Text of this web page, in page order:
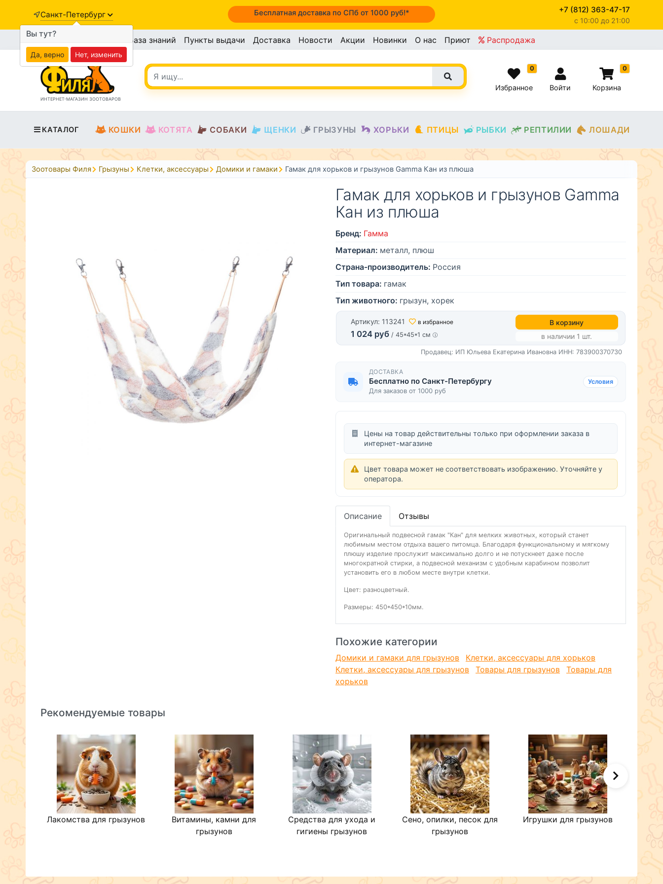
Санкт-Петербург Бесплатная доставка по СПб от 1000 руб!* +7 (812) 363-47-17
c 10:00 до 21:00
База знаний Пункты выдачи Доставка Новости Акции Новинки О нас Приют Распродажа
ИНТЕРНЕТ-МАГАЗИН ЗООТОВАРОВ
0
Избранное Войти
0
Корзина
КАТАЛОГ КОШКИ КОТЯТА СОБАКИ ЩЕНКИ ГРЫЗУНЫ ХОРЬКИ ПТИЦЫ РЫБКИ РЕПТИЛИИ ЛОШАДИ
Зоотовары Филя Грызуны Клетки, аксессуары Домики и гамаки Гамак для хорьков и грызунов Gamma Кан из плюша
Гамак для хорьков и грызунов Gamma
Кан из плюша
Бренд: Гамма
Материал: металл, плюш
Страна-производитель: Россия
Тип товара: гамак
Тип животного: грызун, хорек
Артикул: 113241 в избранное
1 024 руб / 45*45*1 см
В корзину
в наличии 1 шт.
Продавец: ИП Юльева Екатерина Ивановна ИНН: 783900370730
ДОСТАВКА
Бесплатно по Санкт-Петербургу
Для заказов от 1000 руб
Условия
Цены на товар действительны только при оформлении заказа в
интернет-магазине
Цвет товара может не соответствовать изображению. Уточняйте у
оператора.
Описание Отзывы
Оригинальный подвесной гамак "Кан" для мелких животных, который станет
любимым местом отдыха вашего питомца. Благодаря функциональному и мягкому
плюшу изделие прослужит максимально долго и не потускнеет даже после
многократной стирки, а подвесной механизм с удобным карабином позволит
установить его в любом месте внутри клетки.
Цвет: разноцветный.
Размеры: 450*450*10мм.
Похожие категории
Домики и гамаки для грызунов
Клетки, аксессуары для хорьков
Клетки, аксессуары для грызунов
Товары для грызунов
Товары для
хорьков
Рекомендуемые товары
Лакомства для грызунов
Витамины, камни для
грызунов
Средства для ухода и
гигиены грызунов
Сено, опилки, песок для
грызунов
Игрушки для грызунов
Вы тут?
Да, верно Нет, изменить